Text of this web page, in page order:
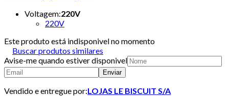
Voltagem:220V
220V
Este produto está indisponivel no momento
Buscar produtos similares
Avise-me quando estiver disponivel
Enviar
Vendido e entregue por:LOJAS LE BISCUIT S/A